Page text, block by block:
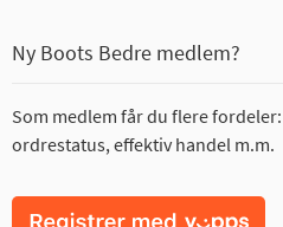
Ny Boots Bedre medlem?
Som medlem får du flere
ordrestatus, effektiv handel m.m.